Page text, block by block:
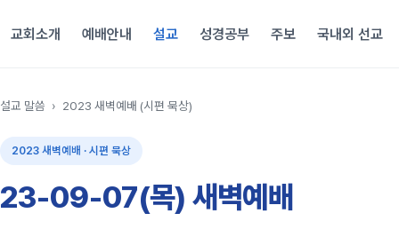
교회소개 예배안내 설교 성경공부 주보 국내외 선교
설교 말씀 › 2023 새벽예배 (시편 묵상)
2023 새벽예배 · 시편 묵상
23-09-07(목) 새벽예배